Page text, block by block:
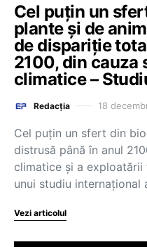
Cel puțin un
plante și de
de dispariție
2100, din cauza
climatice –
Redacția 18
Cel puţin un sfert din
distrusă până în anul
climatice şi a
unui studiu
Vezi articolul